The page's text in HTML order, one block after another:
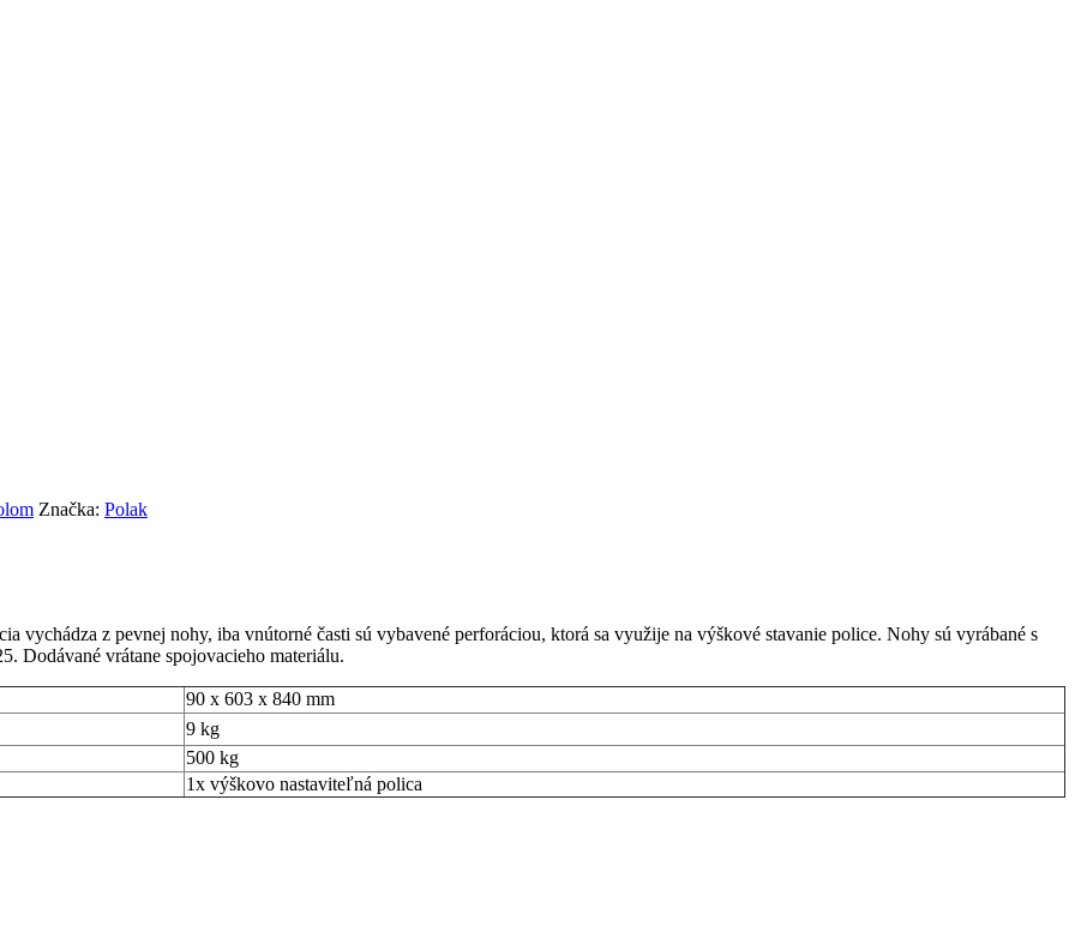
Značka: Polak
vychádza z pevnej nohy, iba vnútorné časti sú vybavené perforáciou, ktorá sa využije na výškové stavanie police. Nohy sú vyrábané s
Dodávané vrátane spojovacieho materiálu.
90 x 603 x 840 mm
9 kg
500 kg
1x výškovo nastaviteľná polica